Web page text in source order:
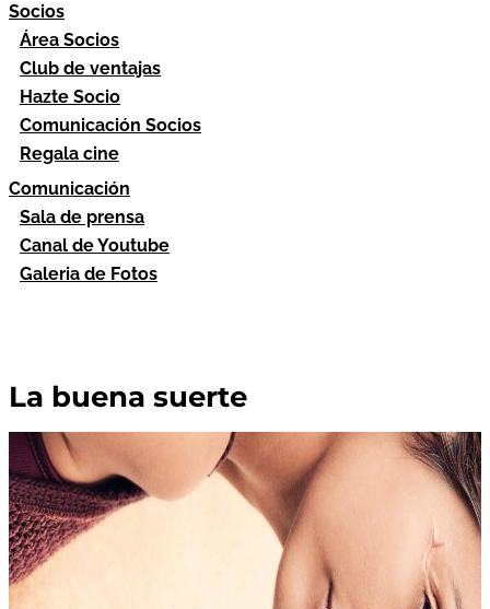
Socios
Área Socios
Club de ventajas
Hazte Socio
Comunicación Socios
Regala cine
Comunicación
Sala de prensa
Canal de Youtube
Galeria de Fotos
La buena suerte